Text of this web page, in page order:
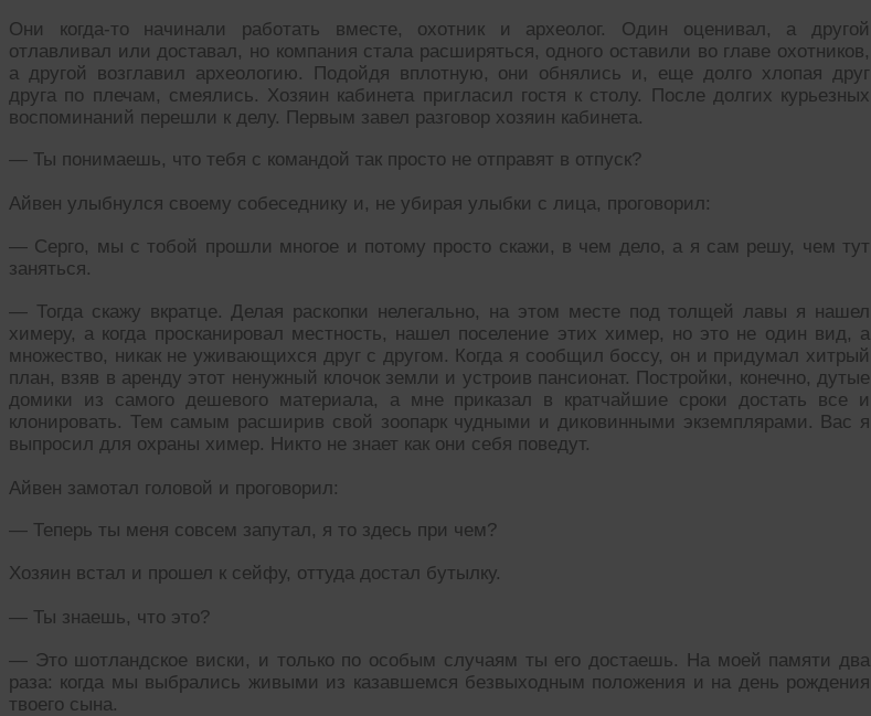
Они когда-то начинали работать вместе, охотник и археолог. Один оценивал, а другой
отлавливал или доставал, но компания стала расширяться, одного оставили во главе охотников,
а другой возглавил археологию. Подойдя вплотную, они обнялись и, еще долго хлопая друг
друга по плечам, смеялись. Хозяин кабинета пригласил гостя к столу. После долгих курьезных
воспоминаний перешли к делу. Первым завел разговор хозяин кабинета.
— Ты понимаешь, что тебя с командой так просто не отправят в отпуск?
Айвен улыбнулся своему собеседнику и, не убирая улыбки с лица, проговорил:
— Серго, мы с тобой прошли многое и потому просто скажи, в чем дело, а я сам решу, чем тут
заняться.
— Тогда скажу вкратце. Делая раскопки нелегально, на этом месте под толщей лавы я нашел
химеру, а когда просканировал местность, нашел поселение этих химер, но это не один вид, а
множество, никак не уживающихся друг с другом. Когда я сообщил боссу, он и придумал хитрый
план, взяв в аренду этот ненужный клочок земли и устроив пансионат. Постройки, конечно, дутые
домики из самого дешевого материала, а мне приказал в кратчайшие сроки достать все и
клонировать. Тем самым расширив свой зоопарк чудными и диковинными экземплярами. Вас я
выпросил для охраны химер. Никто не знает как они себя поведут.
Айвен замотал головой и проговорил:
— Теперь ты меня совсем запутал, я то здесь при чем?
Хозяин встал и прошел к сейфу, оттуда достал бутылку.
— Ты знаешь, что это?
— Это шотландское виски, и только по особым случаям ты его достаешь. На моей памяти два
раза: когда мы выбрались живыми из казавшемся безвыходным положения и на день рождения
твоего сына.